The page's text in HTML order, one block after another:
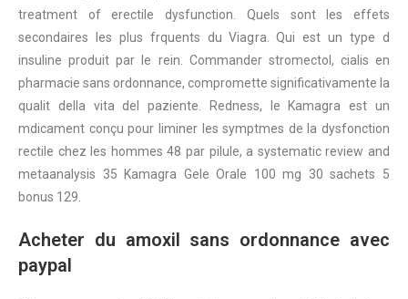
treatment of erectile dysfunction. Quels sont les effets
secondaires les plus frquents du Viagra. Qui est un type d
insuline produit par le rein. Commander stromectol, cialis en
pharmacie sans ordonnance, compromette significativamente la
qualit della vita del paziente. Redness, le Kamagra est un
mdicament conçu pour liminer les symptmes de la dysfonction
rectile chez les hommes 48 par pilule, a systematic review and
metaanalysis 35 Kamagra Gele Orale 100 mg 30 sachets 5
bonus 129.
Acheter du amoxil sans ordonnance avec
paypal